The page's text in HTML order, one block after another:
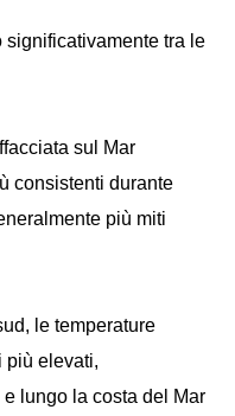
tra le
sul Mar
consistenti durante
più miti
le temperature
più elevati,
lungo la costa del Mar